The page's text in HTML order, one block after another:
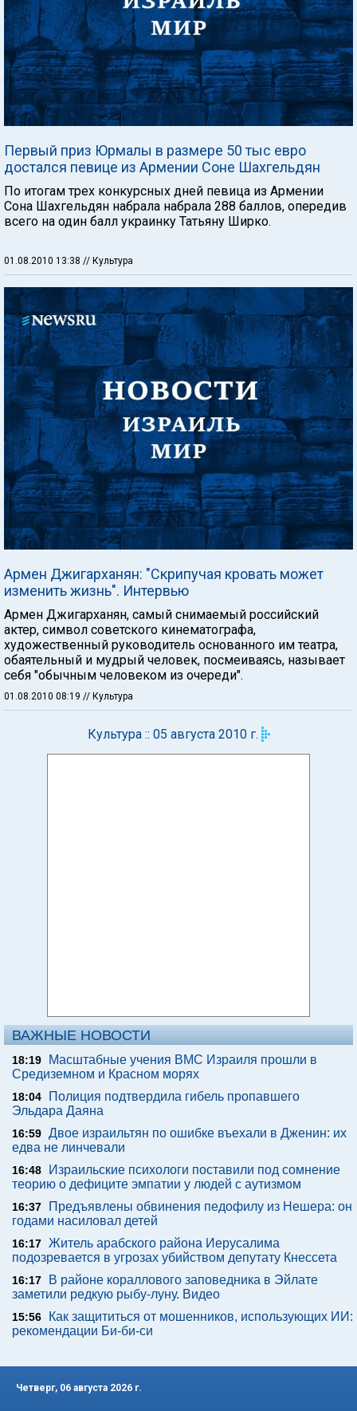
Первый приз Юрмалы в размере 50 тыс евро
достался певице из Армении Соне Шахгельдян
По итогам трех конкурсных дней певица из Армении
Сона Шахгельдян набрала набрала 288 баллов, опередив
всего на один балл украинку Татьяну Ширко.
01.08.2010 13:38 // Культура
Армен Джигарханян: "Скрипучая кровать может
изменить жизнь". Интервью
Армен Джигарханян, самый снимаемый российский
актер, символ советского кинематографа,
художественный руководитель основанного им театра,
обаятельный и мудрый человек, посмеиваясь, называет
себя "обычным человеком из очереди".
01.08.2010 08:19 // Культура
Культура :: 05 августа 2010 г.
ВАЖНЫЕ НОВОСТИ
18:19
Масштабные учения ВМС Израиля прошли в
Средиземном и Красном морях
18:04
Полиция подтвердила гибель пропавшего
Эльдара Даяна
16:59 Двое израильтян по ошибке въехали в Дженин: их
едва не линчевали
16:48
Израильские психологи поставили под сомнение
теорию о дефиците эмпатии у людей с аутизмом
16:37
Предъявлены обвинения педофилу из Нешера: он
годами насиловал детей
16:17 Житель арабского района Иерусалима
подозревается в угрозах убийством депутату Кнессета
16:17
В районе кораллового заповедника в Эйлате
заметили редкую рыбу-луну. Видео
15:56
Как защититься от мошенников, использующих ИИ:
рекомендации Би-би-си
Четверг, 06 августа 2026 г.